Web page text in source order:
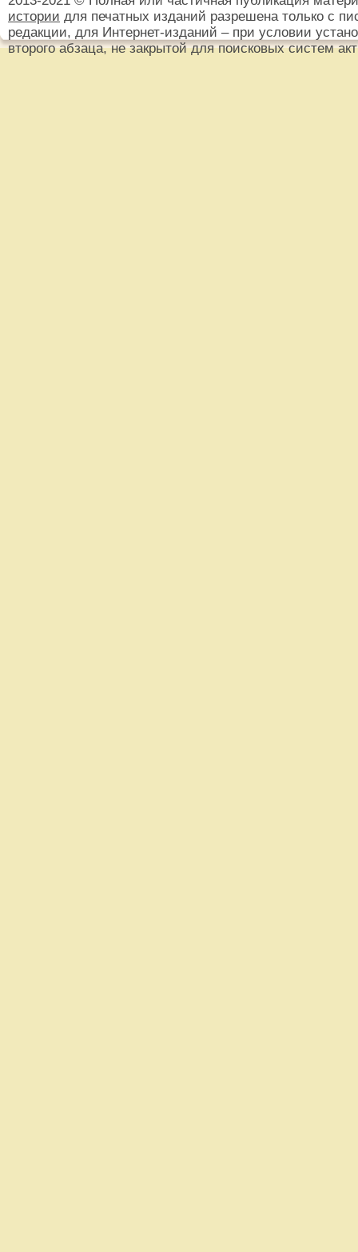
истории для печатных изданий разрешена только с
редакции, для Интернет-изданий – при условии
второго абзаца, не закрытой для поисковых систем